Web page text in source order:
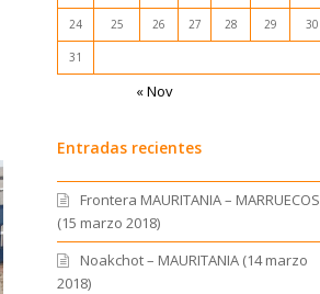
24 25 26 27 28 29 30
31
« Nov
Entradas recientes
Frontera MAURITANIA – MARRUECOS
(15 marzo 2018)
Noakchot – MAURITANIA (14 marzo
2018)